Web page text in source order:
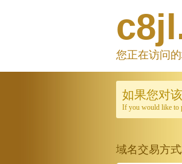
您正在访问
如果您对
If you would like to
域名交易方式